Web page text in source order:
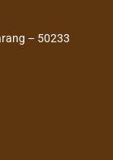
– 50233